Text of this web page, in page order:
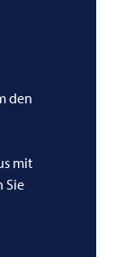
den
mit
Sie